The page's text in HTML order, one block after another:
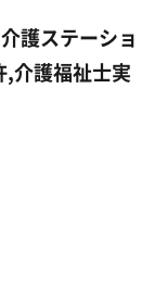
護ステーショ
介護福祉士実